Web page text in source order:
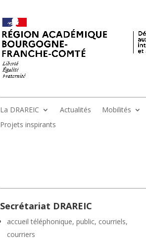
La DRAREIC Actualités Mobilités
Projets inspirants
Secrétariat DRAREIC
accueil téléphonique, public, courriels,
courriers